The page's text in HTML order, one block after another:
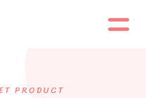
PRODUCT